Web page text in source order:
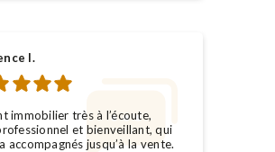
l.
immobilier très à l’écoute,
et bienveillant, qui
accompagnés jusqu’à la vente.